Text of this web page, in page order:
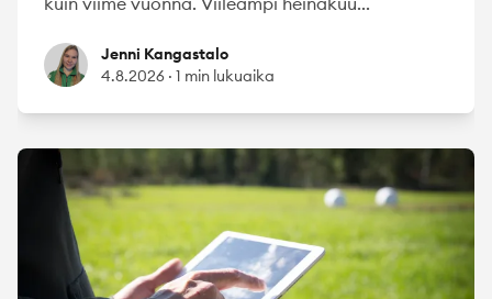
Jenni Kangastalo
Jenni Kangastalo
4.8.2026 · 1 min lukuaika